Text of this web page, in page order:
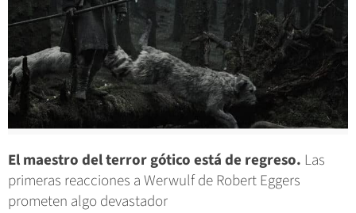
El maestro del terror gótico está de regreso. Las
primeras reacciones a Werwulf de Robert Eggers
prometen algo devastador